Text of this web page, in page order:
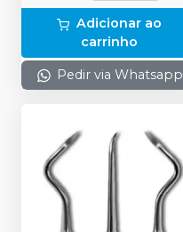
Adicionar ao
carrinho
Pedir via Whatsapp